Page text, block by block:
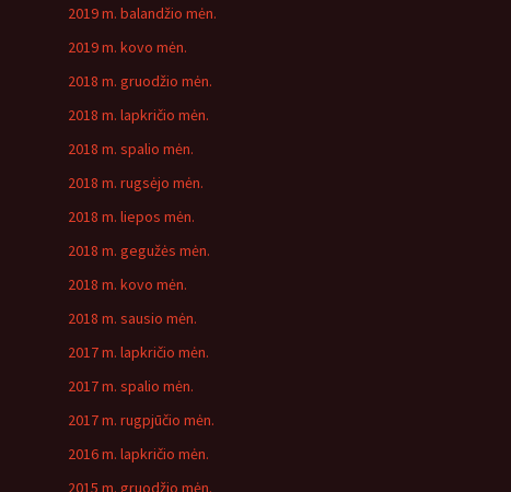
2019 m. balandžio mėn.
2019 m. kovo mėn.
2018 m. gruodžio mėn.
2018 m. lapkričio mėn.
2018 m. spalio mėn.
2018 m. rugsėjo mėn.
2018 m. liepos mėn.
2018 m. gegužės mėn.
2018 m. kovo mėn.
2018 m. sausio mėn.
2017 m. lapkričio mėn.
2017 m. spalio mėn.
2017 m. rugpjūčio mėn.
2016 m. lapkričio mėn.
2015 m. gruodžio mėn.